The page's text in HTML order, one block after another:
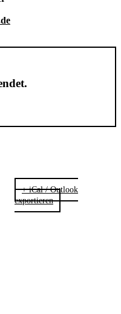
+ iCal / Outlook
exportieren